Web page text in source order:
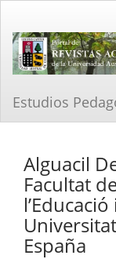
Contenido
principal
Barra
Estudios
Alguacil
Facultat
España